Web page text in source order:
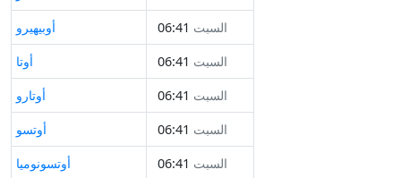
أوبيهيرو
السبت 06:41
أوتا
السبت 06:41
أوتارو
السبت 06:41
أوتسو
السبت 06:41
أوتسونوميا
السبت 06:41